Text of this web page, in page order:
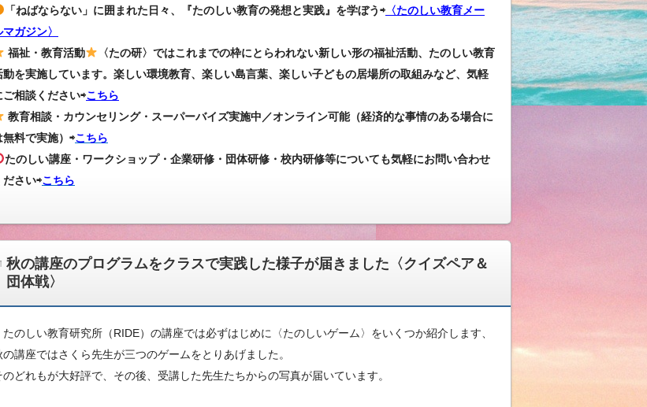
「ねばならない」に囲まれた日々、『たのしい教育の発想と実践』を学ぼう⇨〈たのしい教育メー
マガジン〉
福祉・教育活動
〈たの研〉ではこれまでの枠にとらわれない新しい形の福祉活動、たのしい教育
動を実施しています。楽しい環境教育、楽しい島言葉、楽しい子どもの居場所の取組みなど、気軽
ご相談ください⇨こちら
教育相談・カウンセリング・スーパーバイズ実施中／オンライン可能（経済的な事情のある場合に
無料で実施）⇨こちら
たのしい講座・ワークショップ・企業研修・団体研修・校内研修等についても気軽にお問い合わせ
ださい⇨こちら
秋の講座のプログラムをクラスで実践した様子が届きました〈クイズペア＆
団体戦〉
のしい教育研究所（RIDE）の講座では必ずはじめに〈たのしいゲーム〉をいくつか紹介します、
の講座ではさくら先生が三つのゲームをとりあげました。
のどれもが大好評で、その後、受講した先生たちからの写真が届いています。